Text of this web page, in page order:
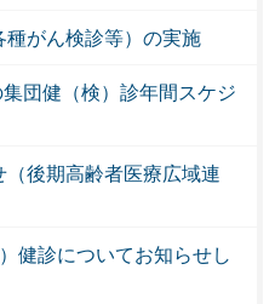
がん検診等）の実施
団健（検）診年間スケジ
後期高齢者医療広域連
健診についてお知らせし